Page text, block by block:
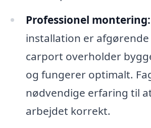
Professionel montering:
installation er
carport overholder
og fungerer optimalt.
nødvendige erfaring til
arbejdet korrekt.